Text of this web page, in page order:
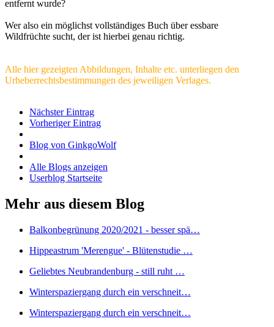
entfernt wurde?
Wer also ein möglichst vollständiges Buch über essbare
Wildfrüchte sucht, der ist hierbei genau richtig.
Alle hier gezeigten Abbildungen, Inhalte etc. unterliegen den
Urheberrechtsbestimmungen des jeweiligen Verlages.
Nächster Eintrag
Vorheriger Eintrag
Blog von GinkgoWolf
Alle Blogs anzeigen
Userblog Startseite
Mehr aus diesem Blog
Balkonbegrünung 2020/2021 - besser spä…
Hippeastrum 'Merengue' - Blütenstudie …
Geliebtes Neubrandenburg - still ruht …
Winterspaziergang durch ein verschneit…
Winterspaziergang durch ein verschneit…